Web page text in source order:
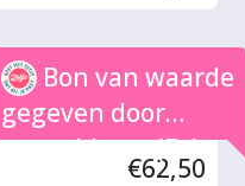
Bon van waarde
gegeven door
zonnebloem (5x)
€62,50